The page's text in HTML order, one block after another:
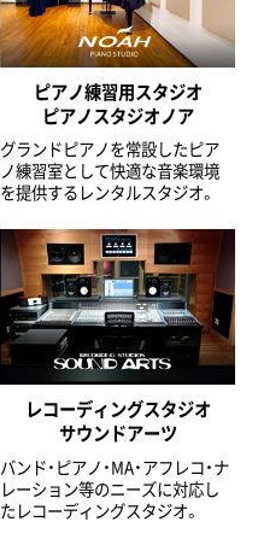
ピアノ練習用スタジオ
ピアノスタジオノア
グランドピアノを常設したピア
ノ練習室として快適な音楽環境
を提供するレンタルスタジオ。
レコーディングスタジオ
サウンドアーツ
バンド・ピアノ・MA・アフレコ・ナ
レーション等のニーズに対応し
たレコーディングスタジオ。